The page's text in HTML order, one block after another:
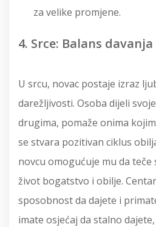
za velike promjene.
4. Srce: Balans
U srcu, novac postaje izraz
darežljivosti. Osoba dijeli
drugima, pomaže onima
se stvara pozitivan ciklus
novcu omogućuje mu da
život bogatstvo i obilje.
sposobnost da dajete i
imate osjećaj da stalno